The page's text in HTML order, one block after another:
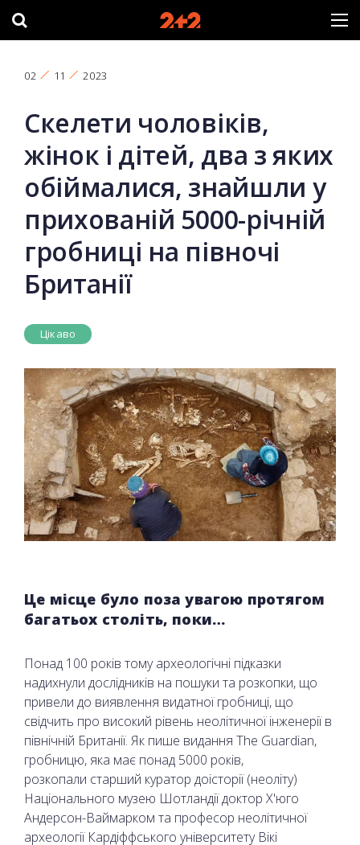
02 11 2023
Скелети чоловіків,
жінок і дітей, два з яких
обіймалися, знайшли у
прихованій 5000-річній
гробниці на півночі
Британії
Цікаво
Це місце було поза увагою протягом
багатьох століть, поки…
Понад 100 років тому археологічні підказки
надихнули дослідників на пошуки та розкопки, що
привели до виявлення видатної гробниці, що
свідчить про високий рівень неолітичної інженерії в
північній Британії. Як пише видання The Guardian,
гробницю, яка має понад 5000 років,
розкопали старший куратор доісторії (неоліту)
Національного музею Шотландії доктор Х'юго
Андерсон-Ваймарком та професор неолітичної
археології Кардіффського університету Вікі